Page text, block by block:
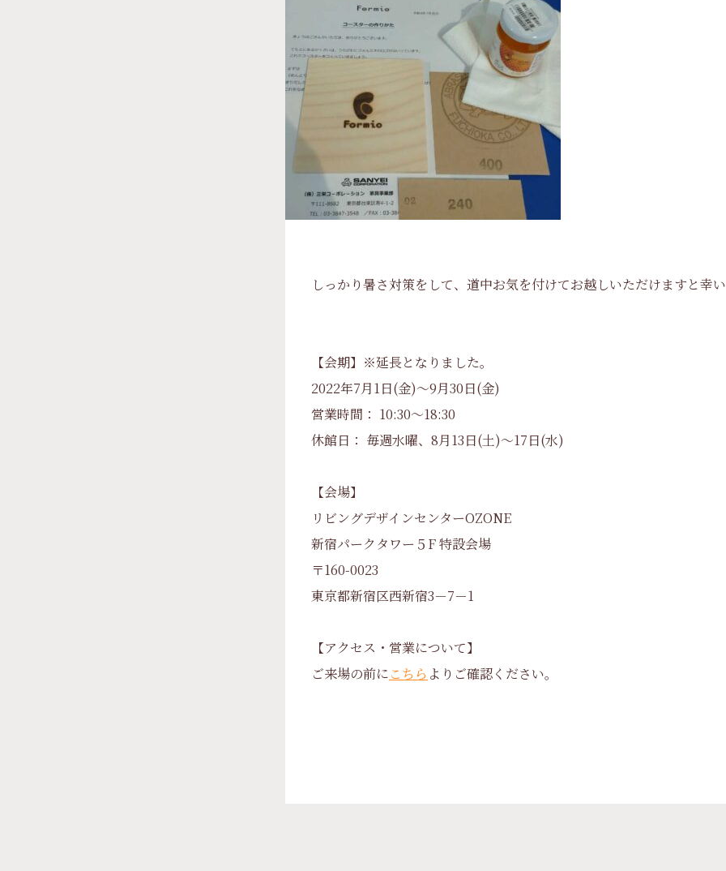
しっかり暑さ対策をして、道中お気を付けてお越しいただけますと幸
【会期】※延長となりました。
2022年7月1日(金)～9月30日(金)
営業時間： 10:30～18:30
休館日： 毎週水曜、8月13日(土)～17日(水)
【会場】
リビングデザインセンターOZONE
新宿パークタワー５F 特設会場
〒160-0023
東京都新宿区西新宿3－7－1
【アクセス・営業について】
ご来場の前にこちら よりご確認ください。